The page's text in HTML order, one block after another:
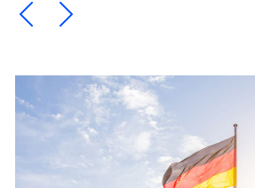
Ein Element zurück blättern
Ein Element weiter blättern